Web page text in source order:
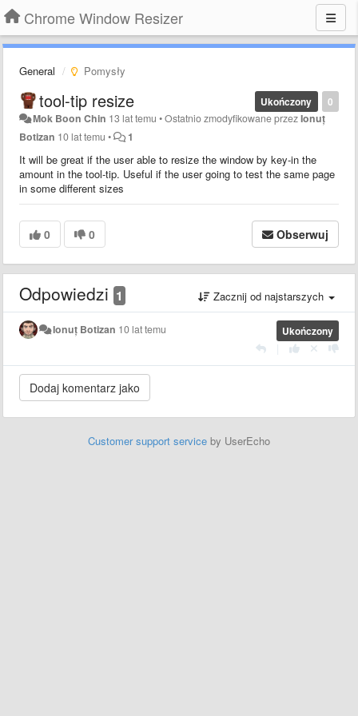
Chrome Window Resizer
General Pomysły
0
Ukończony
tool-tip resize
Mok Boon Chin 13 lat temu •Ostatnio zmodyfikowane przezIonuț
Botizan 10 lat temu • 1
It will be great if the user able to resize the window by key-in the
amount in the tool-tip. Useful if the user going to test the same page
in some different sizes
0 0 Obserwuj
Odpowiedzi 1 Zacznij od najstarszych
Ukończony
Ionuț Botizan 10 lat temu
Customer support service by UserEcho